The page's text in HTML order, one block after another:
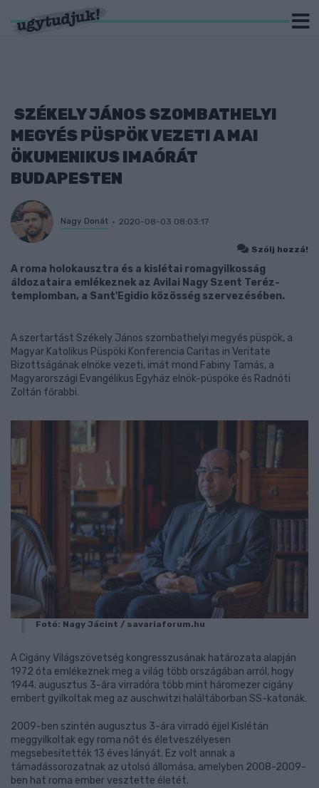
SZÉKELY JÁNOS SZOMBATHELYI
MEGYÉS PÜSPÖK VEZETI A MAI
ÖKUMENIKUS IMAÓRÁT
BUDAPESTEN
Nagy Donát 2020-08-03 08:03:17
Szólj hozzá!
A roma holokausztra és a kislétai romagyilkosság
áldozataira emlékeznek az Avilai Nagy Szent Teréz-
templomban, a Sant'Egidio közösség szervezésében.
A szertartást Székely János szombathelyi megyés püspök, a
Magyar Katolikus Püspöki Konferencia Caritas in Veritate
Bizottságának elnöke vezeti, imát mond Fabiny Tamás, a
Magyarországi Evangélikus Egyház elnök-püspöke és Radnóti
Zoltán főrabbi.
Fotó: Nagy Jácint / savariaforum.hu
A Cigány Világszövetség kongresszusának határozata alapján
1972 óta emlékeznek meg a világ több országában arról, hogy
1944. augusztus 3-ára virradóra több mint háromezer cigány
embert gyilkoltak meg az auschwitzi haláltáborban SS-katonák.
2009-ben szintén augusztus 3-ára virradó éjjel Kislétán
meggyilkoltak egy roma nőt és életveszélyesen
megsebesítették 13 éves lányát. Ez volt annak a
támadássorozatnak az utolsó állomása, amelyben 2008-2009-
ben hat roma ember vesztette életét.